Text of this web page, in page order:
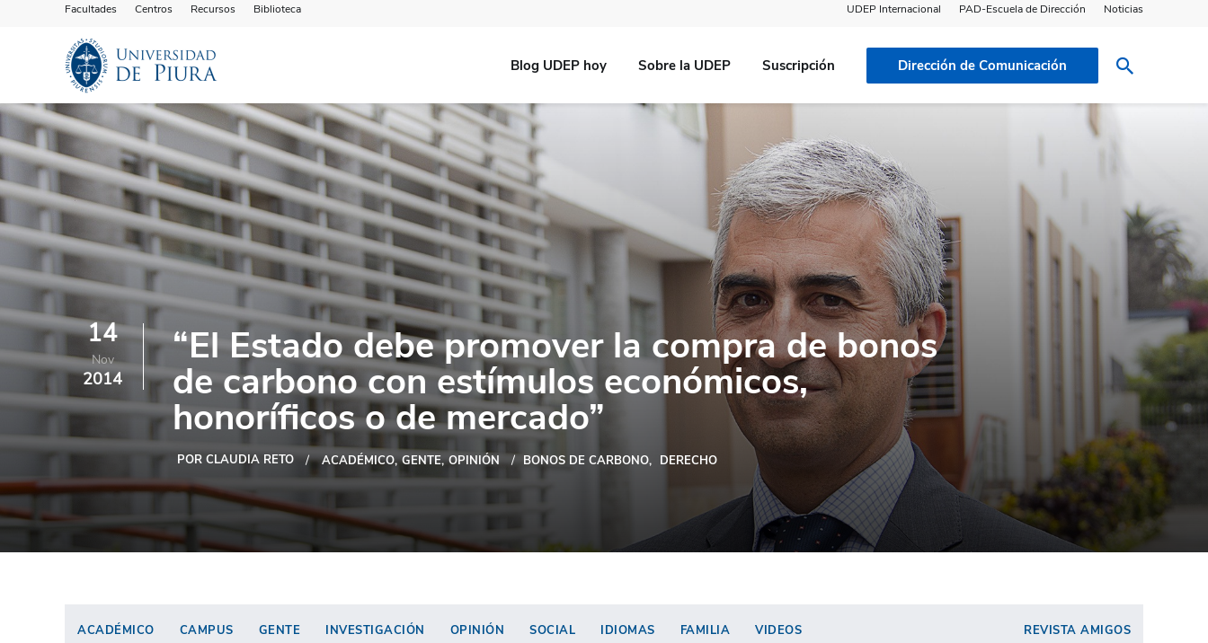
Facultades Centros Recursos Biblioteca UDEP Internacional PAD-Escuela de Dirección Noticias
Blog UDEP hoy Sobre la UDEP Suscripción Dirección de Comunicación
14
Nov
2014
“El Estado debe promover la compra de bonos
de carbono con estímulos económicos,
honoríficos o de mercado”
POR CLAUDIA RETO ACADÉMICO GENTE OPINIÓN BONOS DE CARBONO DERECHO
ACADÉMICO CAMPUS GENTE INVESTIGACIÓN OPINIÓN SOCIAL IDIOMAS FAMILIA VIDEOS REVISTA AMIGOS